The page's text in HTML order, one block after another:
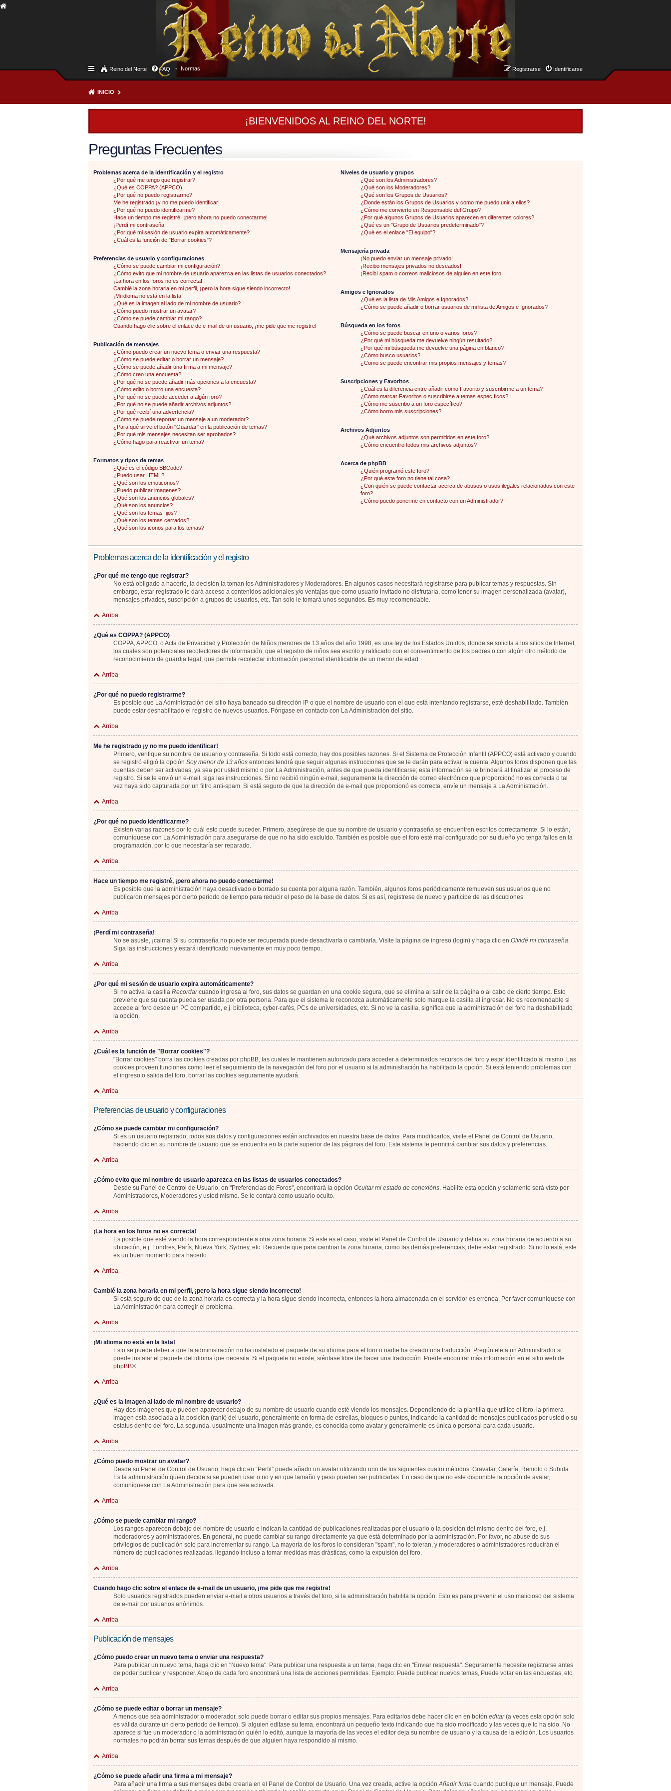
Reino del Norte FAQ Normas Identificarse
Registrarse
INICIO
¡BIENVENIDOS AL REINO DEL NORTE!
Preguntas Frecuentes
Problemas acerca de la identificación y el registro
¿Por qué me tengo que registrar?
¿Qué es COPPA? (APPCO)
¿Por qué no puedo registrarme?
Me he registrado ¡y no me puedo identificar!
¿Por qué no puedo identificarme?
Hace un tiempo me registré, ¡pero ahora no puedo conectarme!
¡Perdí mi contraseña!
¿Por qué mi sesión de usuario expira automáticamente?
¿Cuál es la función de "Borrar cookies"?
Preferencias de usuario y configuraciones
¿Cómo se puede cambiar mi configuración?
¿Cómo evito que mi nombre de usuario aparezca en las listas de usuarios conectados?
¡La hora en los foros no es correcta!
Cambié la zona horaria en mi perfil, ¡pero la hora sigue siendo incorrecto!
¡Mi idioma no está en la lista!
¿Qué es la imagen al lado de mi nombre de usuario?
¿Cómo puedo mostrar un avatar?
¿Cómo se puede cambiar mi rango?
Cuando hago clic sobre el enlace de e-mail de un usuario, ¡me pide que me registre!
Publicación de mensajes
¿Cómo puedo crear un nuevo tema o enviar una respuesta?
¿Cómo se puede editar o borrar un mensaje?
¿Cómo se puede añadir una firma a mi mensaje?
¿Cómo creo una encuesta?
¿Por qué no se puede añadir más opciones a la encuesta?
¿Cómo edito o borro una encuesta?
¿Por qué no se puede acceder a algún foro?
¿Por qué no se puede añadir archivos adjuntos?
¿Por qué recibí una advertencia?
¿Cómo se puede reportar un mensaje a un moderador?
¿Para qué sirve el botón "Guardar" en la publicación de temas?
¿Por qué mis mensajes necesitan ser aprobados?
¿Cómo hago para reactivar un tema?
Formatos y tipos de temas
¿Qué es el código BBCode?
¿Puedo usar HTML?
¿Qué son los emoticonos?
¿Puedo publicar imagenes?
¿Qué son los anuncios globales?
¿Qué son los anuncios?
¿Qué son los temas fijos?
¿Qué son los temas cerrados?
¿Qué son los iconos para los temas?
Niveles de usuario y grupos
¿Qué son los Administradores?
¿Qué son los Moderadores?
¿Qué son los Grupos de Usuarios?
¿Donde están los Grupos de Usuarios y como me puedo unir a ellos?
¿Cómo me convierto en Responsable del Grupo?
¿Por qué algunos Grupos de Usuarios aparecen en diferentes colores?
¿Qué es un "Grupo de Usuarios predeterminado"?
¿Qué es el enlace "El equipo"?
Mensajería privada
¡No puedo enviar un mensaje privado!
¡Recibo mensajes privados no deseados!
¡Recibí spam o correos maliciosos de alguien en este foro!
Amigos e Ignorados
¿Qué es la lista de Mis Amigos e Ignorados?
¿Cómo se puede añadir o borrar usuarios de mi lista de Amigos e Ignorados?
Búsqueda en los foros
¿Cómo se puede buscar en uno o varios foros?
¿Por qué mi búsqueda me devuelve ningún resultado?
¿Por qué mi búsqueda me devuelve una página en blanco?
¿Cómo busco usuarios?
¿Como se puede encontrar mis propios mensajes y temas?
Suscripciones y Favoritos
¿Cuál es la diferencia entre añadir como Favorito y suscribirme a un tema?
¿Cómo marcar Favoritos o suscribirse a temas específicos?
¿Cómo me suscribo a un foro específico?
¿Cómo borro mis suscripciones?
Archivos Adjuntos
¿Qué archivos adjuntos son permitidos en este foro?
¿Cómo encuentro todos mis archivos adjuntos?
Acerca de phpBB
¿Quién programó este foro?
¿Por qué este foro no tiene tal cosa?
¿Con quién se puede contactar acerca de abusos o usos ilegales relacionados con este
foro?
¿Cómo puedo ponerme en contacto con un Administrador?
Problemas acerca de la identificación y el registro
¿Por qué me tengo que registrar?
No está obligado a hacerlo, la decisión la toman los Administradores y Moderadores. En algunos casos necesitará registrarse para publicar temas y respuestas. Sin
embargo, estar registrado le dará acceso a contenidos adicionales y/o ventajas que como usuario invitado no disfrutaría, como tener su imagen personalizada (avatar),
mensajes privados, suscripción a grupos de usuarios, etc. Tan solo le tomará unos segundos. Es muy recomendable.
Arriba
¿Qué es COPPA? (APPCO)
COPPA, APPCO, o Acta de Privacidad y Protección de Niños menores de 13 años del año 1998, es una ley de los Estados Unidos, donde se solicita a los sitios de Internet,
los cuales son potenciales recolectores de información, que el registro de niños sea escrito y ratificado con el consentimiento de los padres o con algún otro método de
reconocimiento de guardia legal, que permita recolectar información personal identificable de un menor de edad.
Arriba
¿Por qué no puedo registrarme?
Es posible que La Administración del sitio haya baneado su dirección IP o que el nombre de usuario con el que está intentando registrarse, esté deshabilitado. También
puede estar deshabilitado el registro de nuevos usuarios. Póngase en contacto con La Administración del sitio.
Arriba
Me he registrado ¡y no me puedo identificar!
Primero, verifique su nombre de usuario y contraseña. Si todo está correcto, hay dos posibles razones. Si el Sistema de Protección Infantil (APPCO) está activado y cuando
se registró eligió la opción Soy menor de 13 años entonces tendrá que seguir algunas instrucciones que se le darán para activar la cuenta. Algunos foros disponen que las
cuentas deben ser activadas, ya sea por usted mismo o por La Administración, antes de que pueda identificarse; esta información se le brindará al finalizar el proceso de
registro. Si se le envió un e-mail, siga las instrucciones. Si no recibió ningún e-mail, seguramente la dirección de correo electrónico que proporcionó no es correcta o tal
vez haya sido capturada por un filtro anti-spam. Si está seguro de que la dirección de e-mail que proporcionó es correcta, envíe un mensaje a La Administración.
Arriba
¿Por qué no puedo identificarme?
Existen varias razones por lo cuál esto puede suceder. Primero, asegúrese de que su nombre de usuario y contraseña se encuentren escritos correctamente. Si lo están,
comuníquese con La Administración para asegurarse de que no ha sido excluido. También es posible que el foro esté mal configurado por su dueño y/o tenga fallos en la
programación, por lo que necesitaría ser reparado.
Arriba
Hace un tiempo me registré, ¡pero ahora no puedo conectarme!
Es posible que la administración haya desactivado o borrado su cuenta por alguna razón. También, algunos foros periódicamente remueven sus usuarios que no
publicaron mensajes por cierto periodo de tiempo para reducir el peso de la base de datos. Si es así, registrese de nuevo y participe de las discuciones.
Arriba
¡Perdí mi contraseña!
No se asuste, ¡calma! Si su contraseña no puede ser recuperada puede desactivarla o cambiarla. Visite la página de ingreso (login) y haga clic en Olvidé mi contraseña.
Siga las instrucciones y estará identificado nuevamente en muy poco tiempo.
Arriba
¿Por qué mi sesión de usuario expira automáticamente?
Si no activa la casilla Recordarcuando ingresa al foro, sus datos se guardan en una cookie segura, que se elimina al salir de la página o al cabo de cierto tiempo. Esto
previene que su cuenta pueda ser usada por otra persona. Para que el sistema le reconozca automáticamente solo marque la casilla al ingresar. No es recomendable si
accede al foro desde un PC compartido, e.j. biblioteca, cyber-cafés, PCs de universidades, etc. Si no ve la casilla, significa que la administración del foro ha deshabilitado
la opción.
Arriba
¿Cuál es la función de "Borrar cookies"?
"Borrar cookies" borra las cookies creadas por phpBB, las cuales le mantienen autorizado para acceder a determinados recursos del foro y estar identificado al mismo. Las
cookies proveen funciones como leer el seguimiento de la navegación del foro por el usuario si la administración ha habilitado la opción. Si está teniendo problemas con
el ingreso o salida del foro, borrar las cookies seguramente ayudará.
Arriba
Preferencias de usuario y configuraciones
¿Cómo se puede cambiar mi configuración?
Si es un usuario registrado, todos sus datos y configuraciones están archivados en nuestra base de datos. Para modificarlos, visite el Panel de Control de Usuario;
haciendo clic en su nombre de usuario que se encuentra en la parte superior de las páginas del foro. Este sistema le permitirá cambiar sus datos y preferencias.
Arriba
¿Cómo evito que mi nombre de usuario aparezca en las listas de usuarios conectados?
Desde su Panel de Control de Usuario, en "Preferencias de Foros", encontrará la opción Ocultar mi estado de conexións. Habilite esta opción y solamente será visto por
Administradores, Moderadores y usted mismo. Se le contará como usuario oculto.
Arriba
¡La hora en los foros no es correcta!
Es posible que esté viendo la hora correspondiente a otra zona horaria. Si este es el caso, visite el Panel de Control de Usuario y defina su zona horaria de acuerdo a su
ubicación, e.j. Londres, París, Nueva York, Sydney, etc. Recuerde que para cambiar la zona horaria, como las demás preferencias, debe estar registrado. Si no lo está, este
es un buen momento para hacerlo.
Arriba
Cambié la zona horaria en mi perfil, ¡pero la hora sigue siendo incorrecto!
Si está seguro de que de la zona horaria es correcta y la hora sigue siendo incorrecta, entonces la hora almacenada en el servidor es errónea. Por favor comuníquese con
La Administración para corregir el problema.
Arriba
¡Mi idioma no está en la lista!
Esto se puede deber a que la administración no ha instalado el paquete de su idioma para el foro o nadie ha creado una traducción. Pregúntele a un Administrador si
puede instalar el paquete del idioma que necesita. Si el paquete no existe, siéntase libre de hacer una traducción. Puede encontrar más información en el sitio web de
phpBB®
Arriba
¿Qué es la imagen al lado de mi nombre de usuario?
Hay dos imágenes que pueden aparecer debajo de su nombre de usuario cuando esté viendo los mensajes. Dependiendo de la plantilla que utilice el foro, la primera
imagen está asociada a la posición (rank) del usuario, generalmente en forma de estrellas, bloques o puntos, indicando la cantidad de mensajes publicados por usted o su
estatus dentro del foro. La segunda, usualmente una imagen más grande, es conocida como avatar y generalmente es única o personal para cada usuario.
Arriba
¿Cómo puedo mostrar un avatar?
Desde su Panel de Control de Usuario, haga clic en “Perfil” puede añadir un avatar utilizando uno de los siguientes cuatro métodos: Gravatar, Galería, Remoto o Subida.
Es la administración quien decide si se pueden usar o no y en que tamaño y peso pueden ser publicadas. En caso de que no este disponible la opción de avatar,
comuníquese con La Administración para que sea activada.
Arriba
¿Cómo se puede cambiar mi rango?
Los rangos aparecen debajo del nombre de usuario e indican la cantidad de publicaciones realizadas por el usuario o la posición del mismo dentro del foro, e.j.
moderadores y administradores. En general, no puede cambiar su rango directamente ya que está determinado por la administración. Por favor, no abuse de sus
privilegios de publicación solo para incrementar su rango. La mayoría de los foros lo consideran "spam", no lo toleran, y moderadores o administradores reducirán el
número de publicaciones realizadas, llegando incluso a tomar medidas mas drásticas, como la expulsión del foro.
Arriba
Cuando hago clic sobre el enlace de e-mail de un usuario, ¡me pide que me registre!
Solo usuarios registrados pueden enviar e-mail a otros usuarios a través del foro, si la administración habilita la opción. Esto es para prevenir el uso malicioso del sistema
de e-mail por usuarios anónimos.
Arriba
Publicación de mensajes
¿Cómo puedo crear un nuevo tema o enviar una respuesta?
Para publicar un nuevo tema, haga clic en "Nuevo tema". Para publicar una respuesta a un tema, haga clic en "Enviar respuesta". Seguramente necesite registrarse antes
de poder publicar y responder. Abajo de cada foro encontrará una lista de acciones permitidas. Ejemplo: Puede publicar nuevos temas, Puede votar en las encuestas, etc.
Arriba
¿Cómo se puede editar o borrar un mensaje?
A menos que sea administrador o moderador, solo puede borrar o editar sus propios mensajes. Para editarlos debe hacer clic en en botón editar(a veces esta opción solo
es válida durante un cierto periodo de tiempo). Si alguien editase su tema, encontrará un pequeño texto indicando que ha sido modificado y las veces que lo ha sido. No
aparece si fue un moderador o la administración quién lo editó, aunque la mayoría de las veces el editor deja su nombre de usuario y la causa de la edición. Los usuarios
normales no podrán borrar sus temas después de que alguien haya respondido al mismo.
Arriba
¿Cómo se puede añadir una firma a mi mensaje?
Para añadir una firma a sus mensajes debe crearla en el Panel de Control de Usuario. Una vez creada, active la opciónAñadir firma cuando publique un mensaje. Puede